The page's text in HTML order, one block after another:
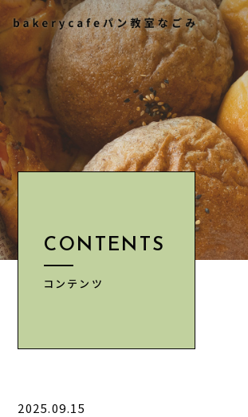
TOP
PICK UP
ABOUT US
Instagram
CONTENTS
NEWS
CONTACT
CONTENTS
コンテンツ
2025.09.15